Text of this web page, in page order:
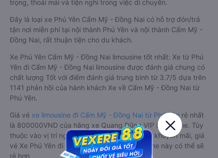
trọng, thoải mái và tiện nghi trong việc di chuyển.
Đây là loại xe Phú Yên Cẩm Mỹ - Đồng Nai có hỗ trợ đón/trả
tận nơi miễn phí tại nội thành Phú Yên và nội thành Cẩm Mỹ -
Đồng Nai, rất thuận tiện cho du khách.
Xe Phú Yên Cẩm Mỹ - Đồng Nai limousine tốt nhất: Xe từ Phú
Yên đi Cẩm Mỹ - Đồng Nai limousine được đánh giá chung có
chất lượng Tốt với điểm đánh giá trung bình từ 3.7/5 dựa trên
1141 phản hồi của hành khách Xe về Cẩm Mỹ - Đồng Nai từ
Phú Yên.
Giá vé xe limousine đi Cẩm Mỹ - Đồng Nai từ Phú Yên rẻ nhất
là 800000VND của hãng xe Quang Dũng VIP Limousine. Tùy
thuộc vào vị trí ngồi của bạn và chương trình khuyến mãi, giá
vé Xe Phú Yên đi Cẩm Mỹ - Đồng Nai limousine này có thể sẽ
rẻ hơn